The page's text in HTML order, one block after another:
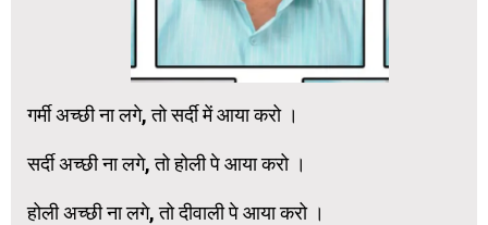
गर्मी अच्छी ना लगे, तो सर्दी में आया करो ।
सर्दी अच्छी ना लगे, तो होली पे आया करो ।
होली अच्छी ना लगे, तो दीवाली पे आया करो ।